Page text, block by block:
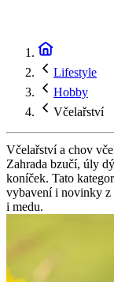
Lifestyle
Hobby
Včelařství
Včelařství a chov
Zahrada bzučí, úly
koníček. Tato
vybavení i novinky z
i medu.